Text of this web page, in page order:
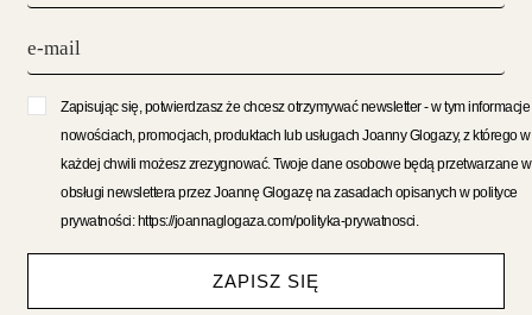
Zapisując się, potwierdzasz że chcesz otrzymywać newsletter - w tym informacje
nowościach, promocjach, produktach lub usługach Joanny Glogazy, z którego w
każdej chwili możesz zrezygnować. Twoje dane osobowe będą przetwarzane
obsługi newslettera przez Joannę Glogazę na zasadach opisanych w polityce
prywatności: https://joannaglogaza.com/polityka-prywatnosci.
ZAPISZ SIĘ